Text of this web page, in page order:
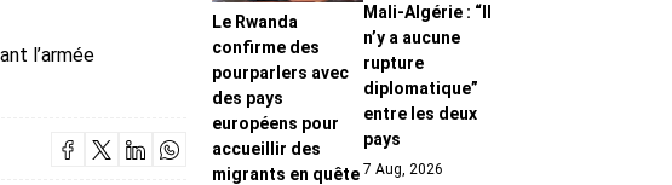
l’armée
Le Rwanda
confirme des
pourparlers avec
des pays
européens pour
accueillir des
migrants en quête
Mali-Algérie : “Il
n’y a aucune
rupture
diplomatique”
entre les deux
pays
7 Aug, 2026